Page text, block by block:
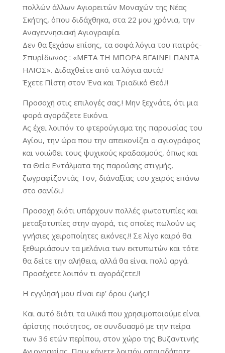
πολλών άλλων Αγιορειτών Μοναχών της Νέας
Σκήτης, όπου διδάχθηκα, στα 22 μου χρόνια, την
Αναγεννησιακή Αγιογραφία.
Δεν θα ξεχάσω επίσης, τα σοφά λόγια του πατρός-
Σπυρίδωνος : «ΜΕΤΑ ΤΗ ΜΠΟΡΑ ΒΓΑΙΝΕΙ ΠΑΝΤΑ
ΗΛΙΟΣ». Διδαχθείτε από τα λόγια αυτά.!
Έχετε Πίστη στον Ένα και Τριαδικό Θεό.!!
Προσοχή στις επιλογές σας.! Μην ξεχνάτε, ότι μια
φορά αγοράζετε Εικόνα.
Ας έχει λοιπόν το φτερούγισμα της παρουσίας του
Αγίου, την ώρα που την απεικονίζει ο αγιογράφος
και νοιώθει τους ψυχικούς κραδασμούς, όπως και
τα Θεία Εντάλματα της παρούσης στιγμής,
ζωγραφίζοντάς Τον, δι΄αναξίας του χειρός επάνω
στο σανίδι.!
Προσοχή διότι υπάρχουν πολλές φωτοτυπίες και
μεταξοτυπίες στην αγορά, τις οποίες πωλούν ως
γνήσιες χειροποίητες εικόνες.!! Σε λίγο καιρό θα
ξεθωριάσουν τα μελάνια των εκτυπωτών και τότε
θα δείτε την αλήθεια, αλλά θα είναι πολύ αργά.
Προσέχετε λοιπόν τι αγοράζετε.!!
Η εγγύησή μου είναι εφ’ όρου ζωής.!
Και αυτό διότι τα υλικά που χρησιμοποιούμε είναι
άρίστης ποιότητος, σε συνδυασμό με την πείρα
των 36 ετών περίπου, στον χώρο της Βυζαντινής
Αγιογραφίας. Πριν κάνετε λοιπόν οποιαδήποτε